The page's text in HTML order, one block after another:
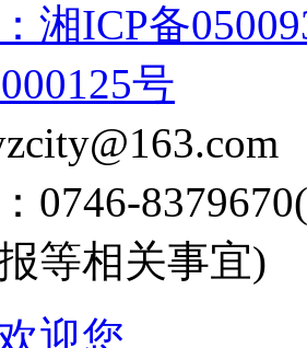
湘ICP备
号
0746-
等相关事宜)
迎您